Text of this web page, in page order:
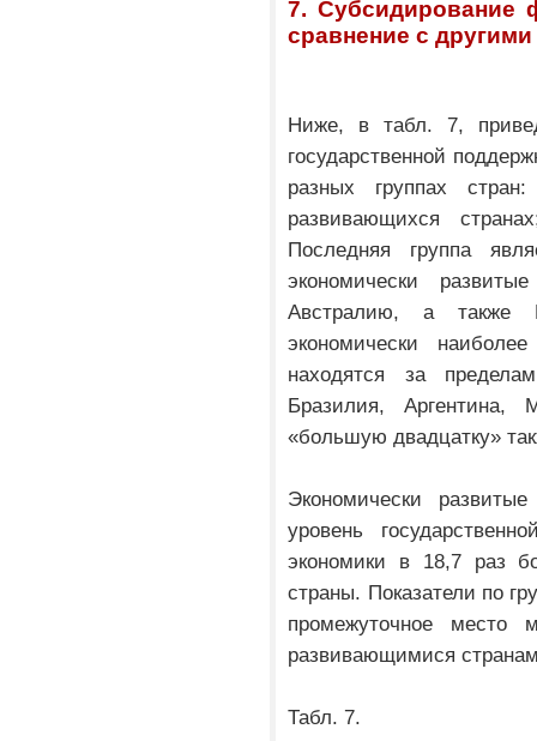
7. Субсидирование
сравнение с
Ниже, в табл. 7,
государственной
разных группах
развивающихся
Последняя группа
экономически
Австралию, а также
экономически
находятся за
Бразилия,
«большую двадцатку»
Экономически
уровень
экономики в 18,7 раз
страны. Показатели по
промежуточное место
развивающимися
Табл. 7.